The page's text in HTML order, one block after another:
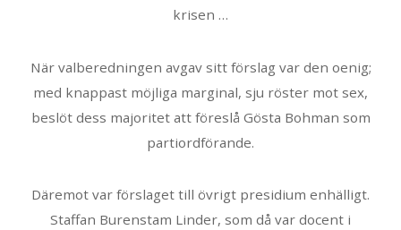
krisen …
När valberedningen avgav sitt förslag var den oenig;
med knappast möjliga marginal, sju röster mot sex,
beslöt dess majoritet att föreslå Gösta Bohman som
partiordförande.
Däremot var förslaget till övrigt presidium enhälligt.
Staffan Burenstam Linder, som då var docent i